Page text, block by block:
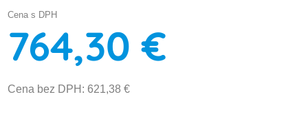
Cena s DPH
764,30 €
Cena bez DPH: 621,38 €